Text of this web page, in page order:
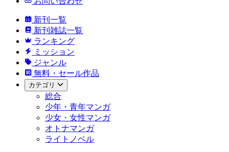
新刊一覧
新刊雑誌一覧
ランキング
ミッション
ジャンル
無料・セール作品
カテゴリ
総合
少年・青年マンガ
少女・女性マンガ
オトナマンガ
ライトノベル